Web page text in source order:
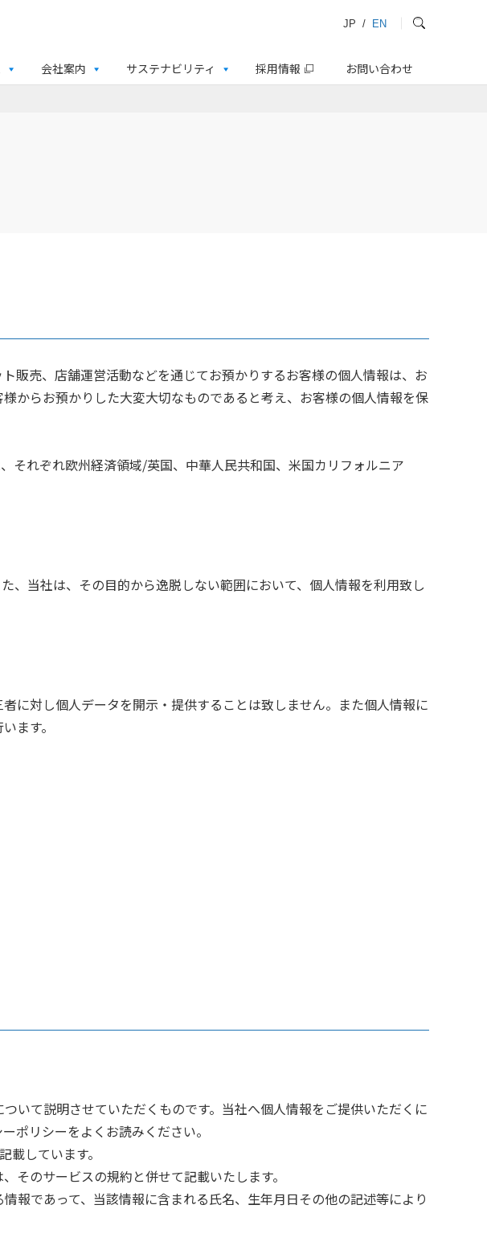
JP / EN
会社案内 サステナビリティ 採用情報 お問い合わせ
販売、店舗運営活動などを通じてお預かりするお客様の個人情報は、お
からお預かりした大変大切なものであると考え、お客様の個人情報を保
それぞれ欧州経済領域/英国、中華人民共和国、米国カリフォルニア
、当社は、その目的から逸脱しない範囲において、個人情報を利用致し
に対し個人データを開示・提供することは致しません。また個人情報に
ます。
いて説明させていただくものです。当社へ個人情報をご提供いただくに
ポリシーをよくお読みください。
しています。
そのサービスの規約と併せて記載いたします。
報であって、当該情報に含まれる氏名、生年月日その他の記述等により